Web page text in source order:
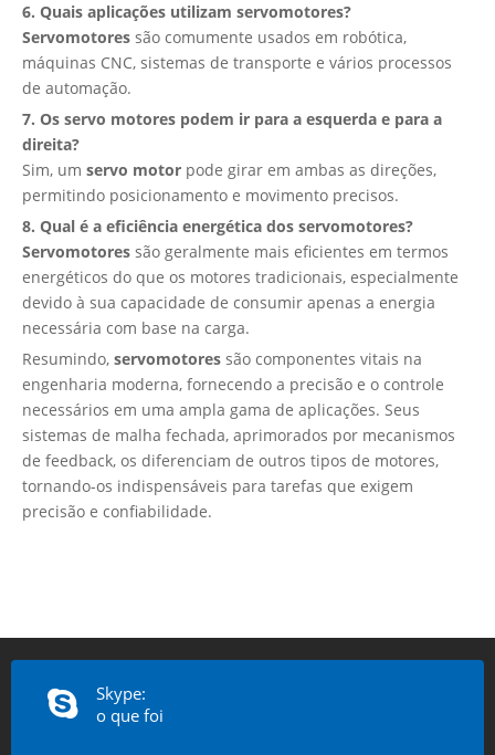
6. Quais aplicações utilizam servomotores?
Servomotores são comumente usados ​​em robótica,
máquinas CNC, sistemas de transporte e vários processos
de automação.
7. Os servo motores podem ir para a esquerda e para a
direita?
Sim, um servo motor pode girar em ambas as direções,
permitindo posicionamento e movimento precisos.
8. Qual é a eficiência energética dos servomotores?
Servomotores são geralmente mais eficientes em termos
energéticos do que os motores tradicionais, especialmente
devido à sua capacidade de consumir apenas a energia
necessária com base na carga.
Resumindo, servomotores são componentes vitais na
engenharia moderna, fornecendo a precisão e o controle
necessários em uma ampla gama de aplicações. Seus
sistemas de malha fechada, aprimorados por mecanismos
de feedback, os diferenciam de outros tipos de motores,
tornando-os indispensáveis ​​para tarefas que exigem
precisão e confiabilidade.
Skype:
o que foi